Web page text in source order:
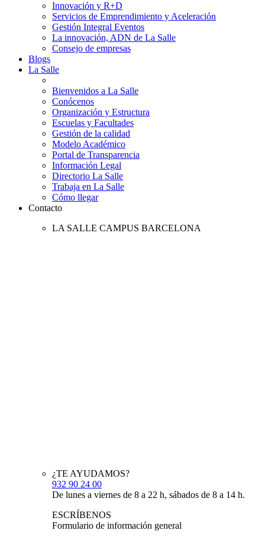
Innovación y R+D
Servicios de Emprendimiento y Aceleración
Gestión Integral Eventos
La innovación, ADN de La Salle
Consejo de empresas
Blogs
La Salle
Bienvenidos a La Salle
Conócenos
Organización y Estructura
Escuelas y Facultades
Gestión de la calidad
Modelo Académico
Portal de Transparencia
Información Legal
Directorio La Salle
Trabaja en La Salle
Cómo llegar
Contacto
LA SALLE CAMPUS BARCELONA
¿TE AYUDAMOS?
932 90 24 00
De lunes a viernes de 8 a 22 h, sábados de 8 a 14 h.
ESCRÍBENOS
Formulario de información general